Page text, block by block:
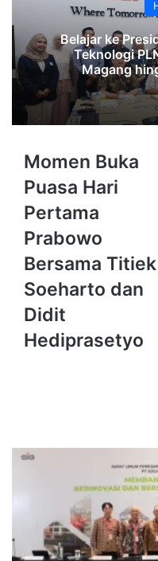
Belajar ke
Teknologi
Magang
Momen
Buka
Puasa
Hari
Pertama
Prabowo
Bersama
Titiek
Soeharto
dan
Didit
Hediprasetyo
Momen Buka
Puasa Hari
Pertama
Prabowo
Bersama Titiek
Soeharto dan
Didit
Hediprasetyo